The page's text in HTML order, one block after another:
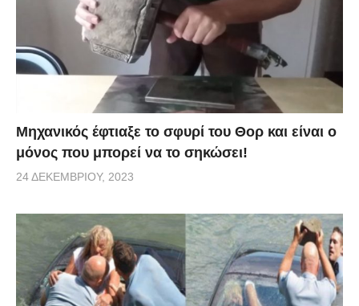
Μηχανικός έφτιαξε το σφυρί του Θορ και είναι ο
μόνος που μπορεί να το σηκώσει!
24 ΔΕΚΕΜΒΡΊΟΥ, 2023